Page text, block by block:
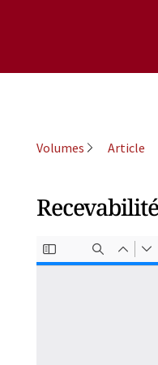
Volumes Article